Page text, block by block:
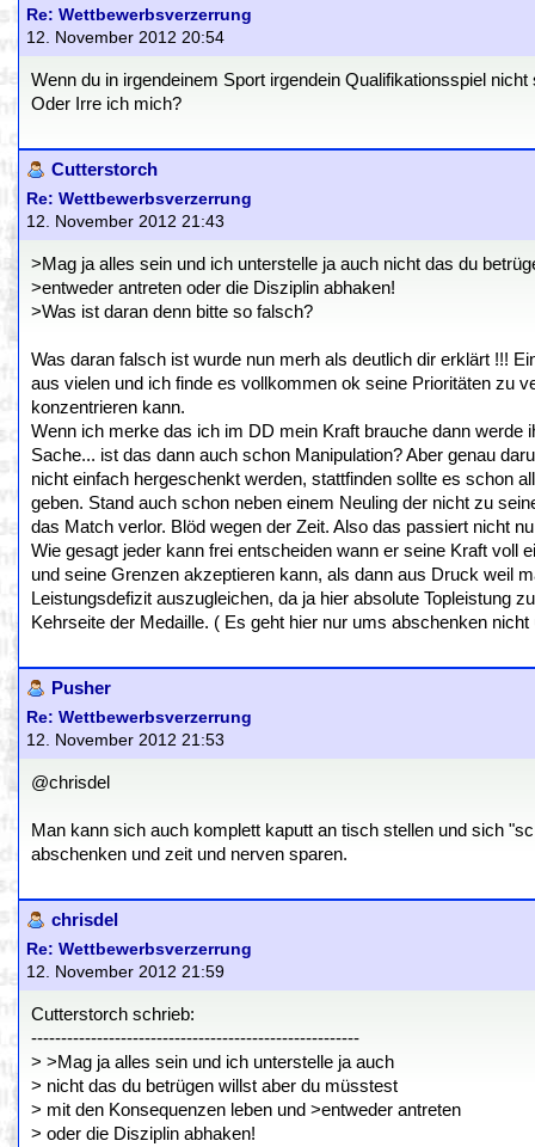
Re: Wettbewerbsverzerrung
12. November 2012 20:54
Wenn du in irgendeinem Sport irgendein Qualifikationsspiel
Oder Irre ich mich?
Cutterstorch
Re: Wettbewerbsverzerrung
12. November 2012 21:43
>Mag ja alles sein und ich unterstelle ja auch nicht das du
>entweder antreten oder die Disziplin abhaken!
>Was ist daran denn bitte so falsch?
Was daran falsch ist wurde nun merh als deutlich dir erklärt !!!
aus vielen und ich finde es vollkommen ok seine Prioritäten zu
konzentrieren kann.
Wenn ich merke das ich im DD mein Kraft brauche dann
Sache... ist das dann auch schon Manipulation? Aber genau
nicht einfach hergeschenkt werden, stattfinden sollte es schon
geben. Stand auch schon neben einem Neuling der nicht zu
das Match verlor. Blöd wegen der Zeit. Also das passiert nicht
Wie gesagt jeder kann frei entscheiden wann er seine Kraft voll
und seine Grenzen akzeptieren kann, als dann aus Druck weil
Leistungsdefizit auszugleichen, da ja hier absolute Topleistung
Kehrseite der Medaille. ( Es geht hier nur ums abschenken
Pusher
Re: Wettbewerbsverzerrung
12. November 2012 21:53
@chrisdel
Man kann sich auch komplett kaputt an tisch stellen und sich
abschenken und zeit und nerven sparen.
chrisdel
Re: Wettbewerbsverzerrung
12. November 2012 21:59
Cutterstorch schrieb:
-------------------------------------------------------
> >Mag ja alles sein und ich unterstelle ja auch
> nicht das du betrügen willst aber du müsstest
> mit den Konsequenzen leben und >entweder antreten
> oder die Disziplin abhaken!